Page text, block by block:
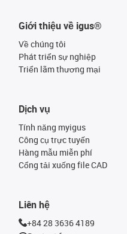
Giới thiệu về igus®
Về chúng tôi
Phát triển sự nghiệp
Triển lãm thương mại
Dịch vụ
Tính năng myigus
Công cụ trực tuyến
Hàng mẫu miễn phí
Cổng tải xuống file CAD
Liên hệ
+84 28 3636 4189